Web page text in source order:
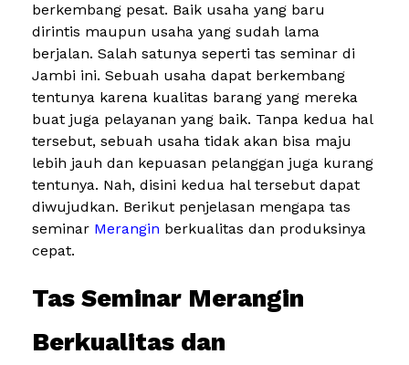
berkembang pesat. Baik usaha yang baru
dirintis maupun usaha yang sudah lama
berjalan. Salah satunya seperti tas seminar di
Jambi ini. Sebuah usaha dapat berkembang
tentunya karena kualitas barang yang mereka
buat juga pelayanan yang baik. Tanpa kedua hal
tersebut, sebuah usaha tidak akan bisa maju
lebih jauh dan kepuasan pelanggan juga kurang
tentunya. Nah, disini kedua hal tersebut dapat
diwujudkan. Berikut penjelasan mengapa tas
seminar Merangin berkualitas dan produksinya
cepat.
Tas Seminar Merangin
Berkualitas dan